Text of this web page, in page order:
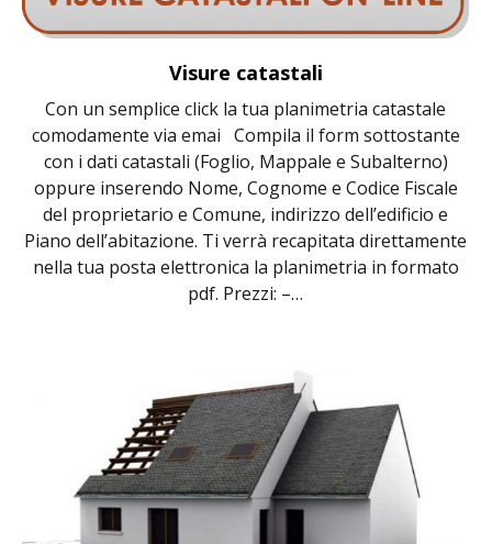
Visure catastali
Con un semplice click la tua planimetria catastale
comodamente via emai Compila il form sottostante
con i dati catastali (Foglio, Mappale e Subalterno)
oppure inserendo Nome, Cognome e Codice Fiscale
del proprietario e Comune, indirizzo dell’edificio e
Piano dell’abitazione. Ti verrà recapitata direttamente
nella tua posta elettronica la planimetria in formato
pdf. Prezzi: –…